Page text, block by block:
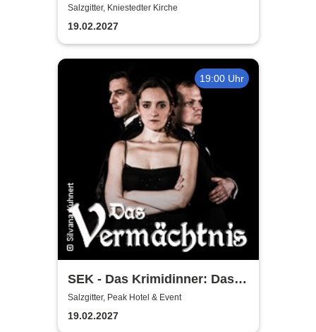
Kniestedter Kirche
Salzgitter, Kniestedter Kirche
19.02.2027
19:00 Uhr
SEK - Das Krimidinner: Das
Vermächtnis
Salzgitter, Peak Hotel & Event
19.02.2027